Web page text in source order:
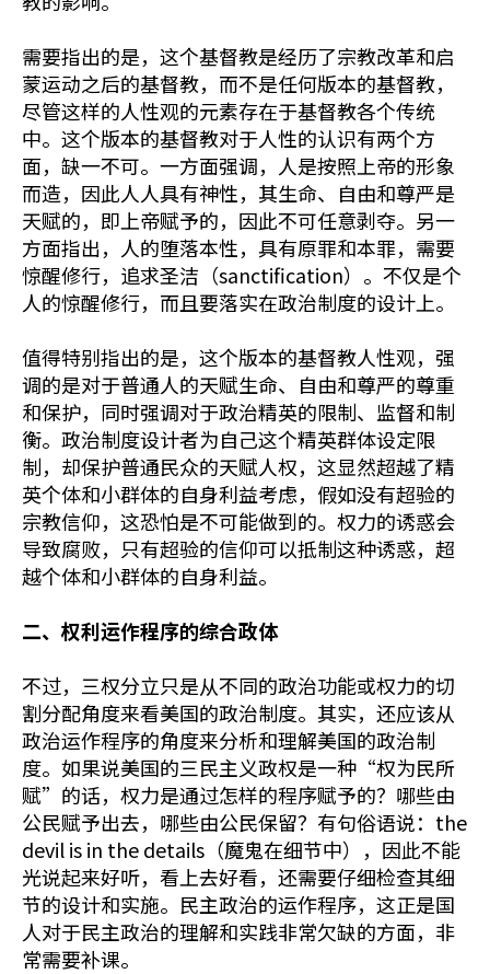
需要指出的是，这个基督教是经历了宗教改革和启
蒙运动之后的基督教，而不是任何版本的基督教，
尽管这样的人性观的元素存在于基督教各个传统
中。这个版本的基督教对于人性的认识有两个方
面，缺一不可。一方面强调，人是按照上帝的形象
而造，因此人人具有神性，其生命、自由和尊严是
天赋的，即上帝赋予的，因此不可任意剥夺。另一
方面指出，人的堕落本性，具有原罪和本罪，需要
惊醒修行，追求圣洁（sanctification）。不仅是个
人的惊醒修行，而且要落实在政治制度的设计上。
值得特别指出的是，这个版本的基督教人性观，强
调的是对于普通人的天赋生命、自由和尊严的尊重
和保护，同时强调对于政治精英的限制、监督和制
衡。政治制度设计者为自己这个精英群体设定限
制，却保护普通民众的天赋人权，这显然超越了精
英个体和小群体的自身利益考虑，假如没有超验的
宗教信仰，这恐怕是不可能做到的。权力的诱惑会
导致腐败，只有超验的信仰可以抵制这种诱惑，超
越个体和小群体的自身利益。
二、权利运作程序的综合政体
不过，三权分立只是从不同的政治功能或权力的切
割分配角度来看美国的政治制度。其实，还应该从
政治运作程序的角度来分析和理解美国的政治制
度。如果说美国的三民主义政权是一种“权为民所
赋”的话，权力是通过怎样的程序赋予的？哪些由
公民赋予出去，哪些由公民保留？有句俗语说：the
devil is in the details（魔鬼在细节中），因此不能
光说起来好听，看上去好看，还需要仔细检查其细
节的设计和实施。民主政治的运作程序，这正是国
人对于民主政治的理解和实践非常欠缺的方面，非
常需要补课。